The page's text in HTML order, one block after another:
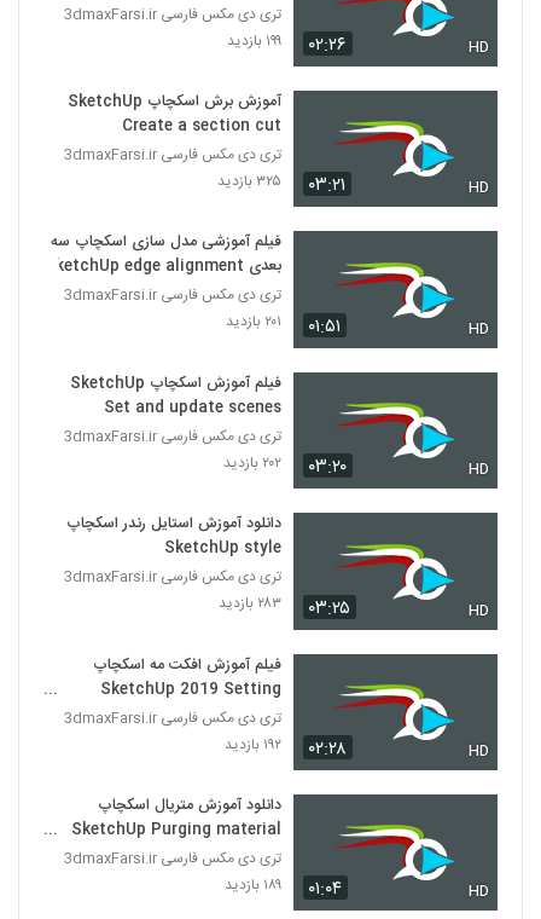
۰۲:۲۶ HD
تری دی مکس فارسی 3dmaxFarsi.ir
۱۹۹ بازدید
۰۳:۲۱ HD
آموزش برش اسکچاپ SketchUp
Create a section cut
تری دی مکس فارسی 3dmaxFarsi.ir
۳۲۵ بازدید
۰۱:۵۱ HD
فیلم آموزشی مدل سازی اسکچاپ سه
بعدی SketchUp edge alignment
تری دی مکس فارسی 3dmaxFarsi.ir
۲۰۱ بازدید
۰۳:۲۰ HD
فیلم آموزش اسکچاپ SketchUp
Set and update scenes
تری دی مکس فارسی 3dmaxFarsi.ir
۲۰۲ بازدید
۰۳:۲۵ HD
دانلود آموزش استایل رندر اسکچاپ
SketchUp style
تری دی مکس فارسی 3dmaxFarsi.ir
۲۸۳ بازدید
۰۲:۲۸ HD
فیلم آموزش افکت مه اسکچاپ
SketchUp 2019 Setting
shadows fog
تری دی مکس فارسی 3dmaxFarsi.ir
۱۹۲ بازدید
۰۱:۰۴ HD
دانلود آموزش متریال اسکچاپ
SketchUp Purging material
list
تری دی مکس فارسی 3dmaxFarsi.ir
۱۸۹ بازدید